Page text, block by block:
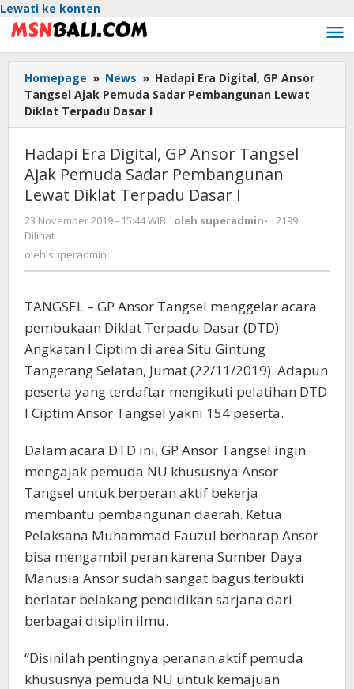
Lewati ke konten
Homepage » News » Hadapi Era Digital, GP Ansor
Tangsel Ajak Pemuda Sadar Pembangunan Lewat
Diklat Terpadu Dasar I
Hadapi Era Digital, GP Ansor Tangsel
Ajak Pemuda Sadar Pembangunan
Lewat Diklat Terpadu Dasar I
23 November 2019 - 15:44 WIB oleh superadmin-
2199
Dilihat
oleh superadmin
TANGSEL – GP Ansor Tangsel menggelar acara
pembukaan Diklat Terpadu Dasar (DTD)
Angkatan I Ciptim di area Situ Gintung
Tangerang Selatan, Jumat (22/11/2019). Adapun
peserta yang terdaftar mengikuti pelatihan DTD
I Ciptim Ansor Tangsel yakni 154 peserta.
Dalam acara DTD ini, GP Ansor Tangsel ingin
mengajak pemuda NU khususnya Ansor
Tangsel untuk berperan aktif bekerja
membantu pembangunan daerah. Ketua
Pelaksana Muhammad Fauzul berharap Ansor
bisa mengambil peran karena Sumber Daya
Manusia Ansor sudah sangat bagus terbukti
berlatar belakang pendidikan sarjana dari
berbagai disiplin ilmu.
“Disinilah pentingnya peranan aktif pemuda
khususnya pemuda NU untuk kemajuan